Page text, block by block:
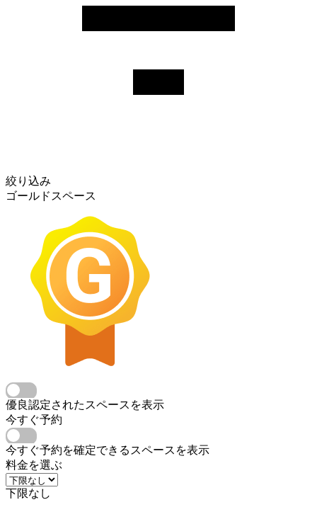
絞り込み
ゴールドスペース
優良認定されたスペースを表示
今すぐ予約
今すぐ予約を確定できるスペースを表示
料金を選ぶ
下限なし